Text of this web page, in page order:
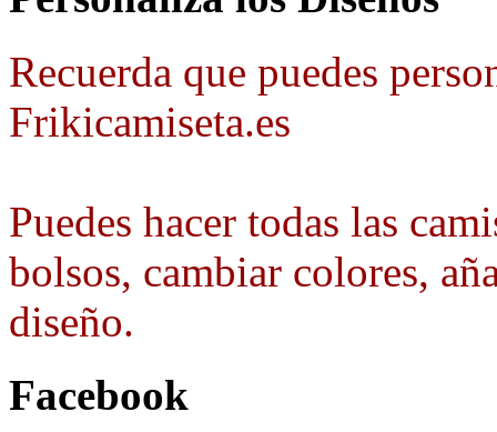
Recuerda que puedes
Frikicamiseta.es
Puedes hacer todas las
bolsos, cambiar colores,
diseño.
Facebook